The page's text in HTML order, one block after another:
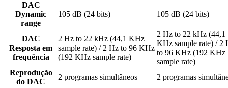
DAC
Dynamic
range
105 dB (24 bits) 105 dB (24 bits)
DAC
Resposta em
frequência
2 Hz to 22 kHz (44,1 KHz
sample rate) / 2 Hz to 96 KHz
(192 KHz sample rate)
2 Hz to 22 kHz (44,1
KHz sample rate) / 2
to 96 KHz (192 KHz
sample rate)
Reprodução
do DAC
2 programas simultâneos 2 programas